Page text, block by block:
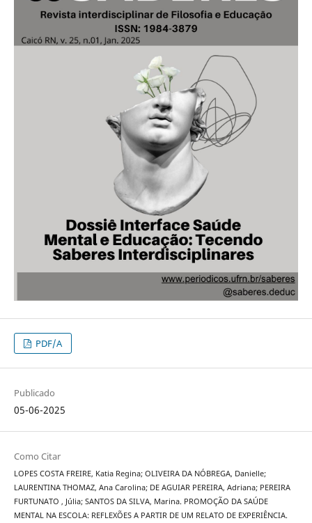
PDF/A
Publicado
05-06-2025
Como Citar
LOPES COSTA FREIRE, Katia Regina; OLIVEIRA DA NÓBREGA, Danielle;
LAURENTINA THOMAZ, Ana Carolina; DE AGUIAR PEREIRA, Adriana; PEREIRA
FURTUNATO , Júlia; SANTOS DA SILVA, Marina. PROMOÇÃO DA SAÚDE
MENTAL NA ESCOLA: REFLEXÕES A PARTIR DE UM RELATO DE EXPERIÊNCIA.